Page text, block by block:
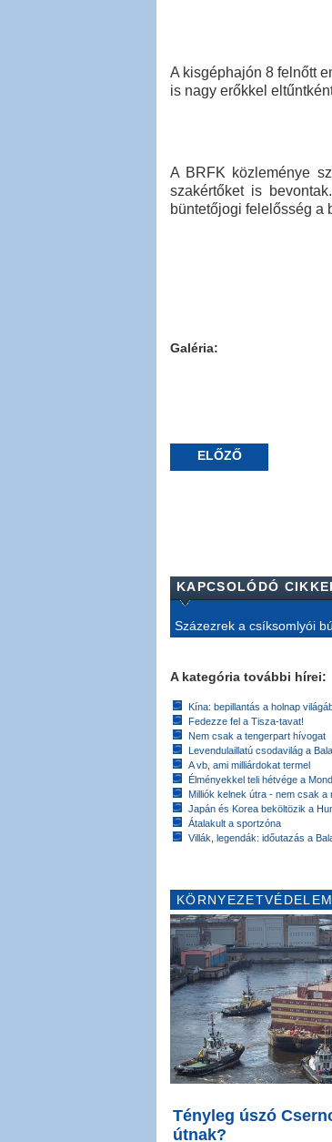
A kisgéphajón 8 felnőtt
is nagy erőkkel
A BRFK közleménye
szakértőket is
büntetőjogi felelősség a
Galéria:
ELŐZŐ
KAPCSOLÓDÓ
Százezrek a csíksomlyói
A kategória további hírei:
Kína: bepillantás a holnap
Fedezze fel a Tisza-tavat!
Nem csak a tengerpart hívogat
Levendulaillatú csodavilág a
A vb, ami milliárdokat termel
Élményekkel teli hétvége a
Milliók kelnek útra - nem csak a
Japán és Korea beköltözik a
Átalakult a sportzóna
Villák, legendák: időutazás a
KÖRNYEZETVÉDELEM
Tényleg úszó
útnak?